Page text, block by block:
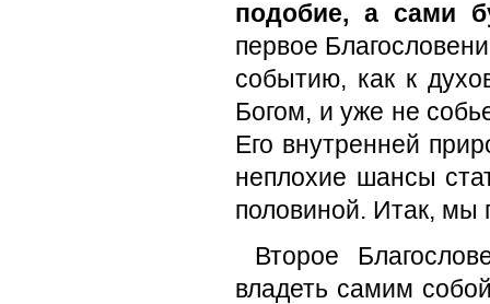
подобие, а сами
первое
событию, как к
Богом, и уже не
Его внутренней
неплохие шансы
половиной. Итак, мы
Второе
владеть самим